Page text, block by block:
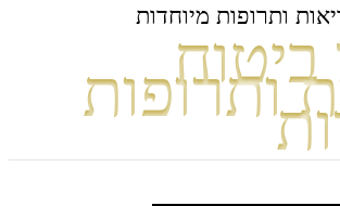
ותרופות מיוחדות
ותרופות